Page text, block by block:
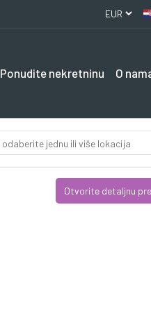
Ponudite nekretninu O
Otvorite detaljnu